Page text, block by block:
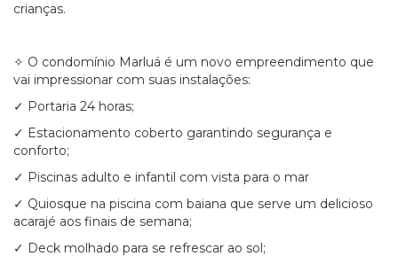
crianças.
✧ O condomínio Marluá é um novo empreendimento que
vai impressionar com suas instalações:
✓ Portaria 24 horas;
✓ Estacionamento coberto garantindo segurança e
conforto;
✓ Piscinas adulto e infantil com vista para o mar
✓ Quiosque na piscina com baiana que serve um delicioso
acarajé aos finais de semana;
✓ Deck molhado para se refrescar ao sol;